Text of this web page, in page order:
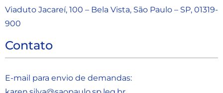
Viaduto Jacareí, 100 – Bela Vista, São Paulo – SP, 01319-
900
Contato
E-mail para envio de demandas: